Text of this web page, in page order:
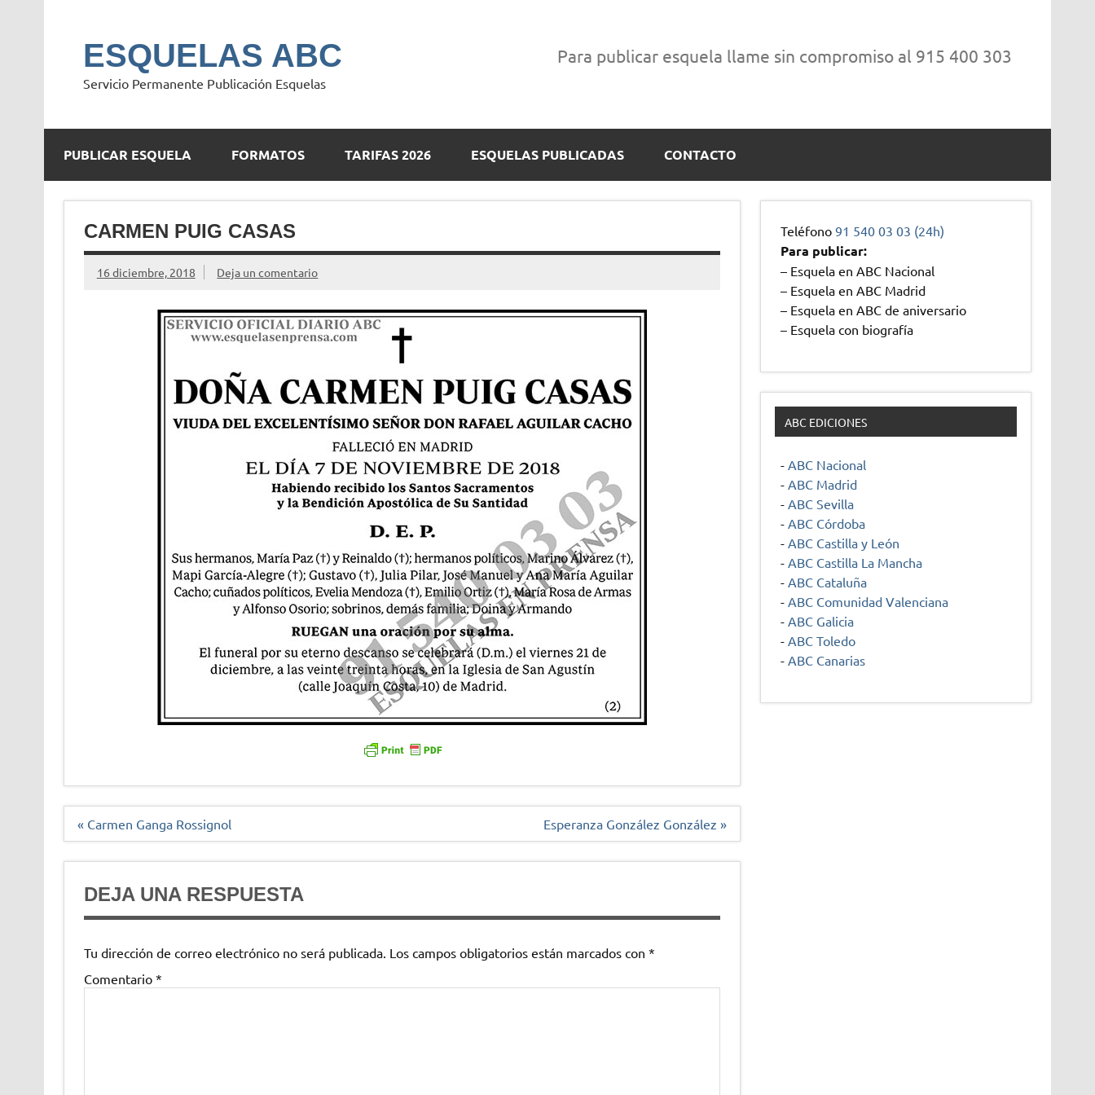
ESQUELAS ABC
Servicio Permanente Publicación Esquelas
Para publicar esquela llame sin compromiso al 915 400 303
PUBLICAR ESQUELA FORMATOS TARIFAS 2026 ESQUELAS PUBLICADAS CONTACTO
CARMEN PUIG CASAS
16 diciembre, 2018 Deja un comentario
Navegación
« Carmen Ganga Rossignol Esperanza González González »
DEJA UNA RESPUESTA
Tu dirección de correo electrónico no será publicada. Los campos obligatorios están marcados con *
Comentario *
Teléfono91 540 03 03 (24h)
Para publicar:
– Esquela en ABC Nacional
– Esquela en ABC Madrid
– Esquela en ABC de aniversario
– Esquela con biografía
ABC EDICIONES
- ABC Nacional
- ABC Madrid
- ABC Sevilla
- ABC Córdoba
- ABC Castilla y León
- ABC Castilla La Mancha
- ABC Cataluña
- ABC Comunidad Valenciana
- ABC Galicia
- ABC Toledo
- ABC Canarias